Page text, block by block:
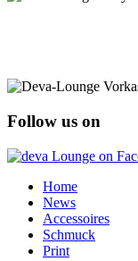
Follow us on
Home
News
Accessoires
Schmuck
Print